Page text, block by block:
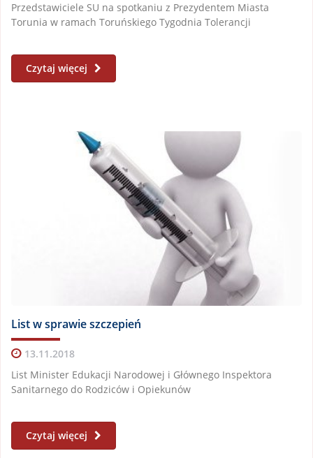
Przedstawiciele SU na spotkaniu z Prezydentem Miasta
Torunia w ramach Toruńskiego Tygodnia Tolerancji
Czytaj więcej
List w sprawie szczepień
13.11.2018
List Minister Edukacji Narodowej i Głównego Inspektora
Sanitarnego do Rodziców i Opiekunów
Czytaj więcej